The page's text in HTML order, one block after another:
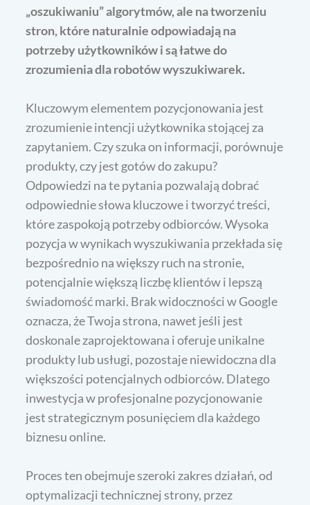
„oszukiwaniu” algorytmów, ale na tworzeniu
stron, które naturalnie odpowiadają na
potrzeby użytkowników i są łatwe do
zrozumienia dla robotów wyszukiwarek.
Kluczowym elementem pozycjonowania jest
zrozumienie intencji użytkownika stojącej za
zapytaniem. Czy szuka on informacji, porównuje
produkty, czy jest gotów do zakupu?
Odpowiedzi na te pytania pozwalają dobrać
odpowiednie słowa kluczowe i tworzyć treści,
które zaspokoją potrzeby odbiorców. Wysoka
pozycja w wynikach wyszukiwania przekłada się
bezpośrednio na większy ruch na stronie,
potencjalnie większą liczbę klientów i lepszą
świadomość marki. Brak widoczności w Google
oznacza, że Twoja strona, nawet jeśli jest
doskonale zaprojektowana i oferuje unikalne
produkty lub usługi, pozostaje niewidoczna dla
większości potencjalnych odbiorców. Dlatego
inwestycja w profesjonalne pozycjonowanie
jest strategicznym posunięciem dla każdego
biznesu online.
Proces ten obejmuje szeroki zakres działań, od
optymalizacji technicznej strony, przez